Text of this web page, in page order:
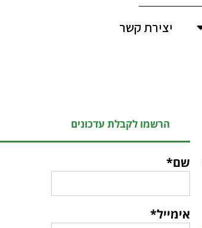
יצירת קשר
הרשמו לקבלת עדכונים
שם*
אימייל*